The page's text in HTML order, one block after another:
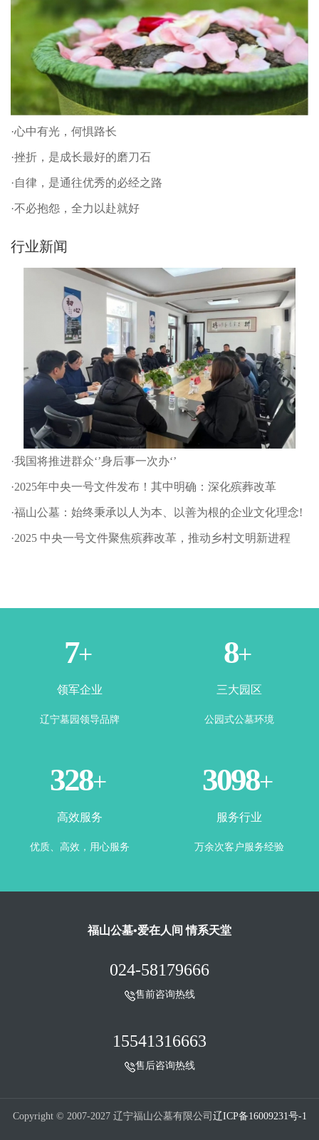
·心中有光，何惧路长
·挫折，是成长最好的磨刀石
·自律，是通往优秀的必经之路
·不必抱怨，全力以赴就好
行业新闻
·我国将推进群众‘’身后事一次办‘’
·2025年中央一号文件发布！其中明确：深化殡葬改革
·福山公墓：始终秉承以人为本、以善为根的企业文化理念!
·2025 中央一号文件聚焦殡葬改革，推动乡村文明新进程
1+
领军企业
辽宁墓园领导品牌
3+
三大园区
公园式公墓环境
365+
高效服务
优质、高效，用心服务
3500+
服务行业
万余次客户服务经验
福山公墓•爱在人间 情系天堂
024-58179666
售前咨询热线
15541316663
售后咨询热线
Copyright © 2007-2027 辽宁福山公墓有限公司 辽ICP备16009231号-1